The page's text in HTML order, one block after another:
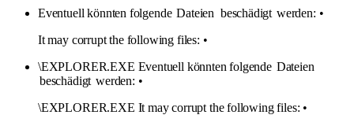
Eventuell könnten folgende Dateien beschädigt werden: •
It may corrupt the following files: •
\EXPLORER.EXE Eventuell könnten folgende Dateien
beschädigt werden: •
\EXPLORER.EXE It may corrupt the following files: •